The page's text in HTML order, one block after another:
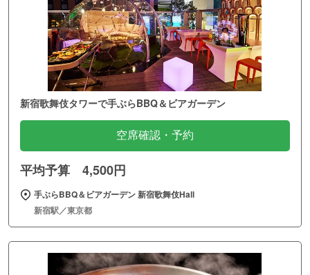
新宿歌舞伎タワーで手ぶらBBQ＆ビアガーデン
空席確認・予約
平均予算 4,500円
手ぶらBBQ＆ビアガーデン 新宿歌舞伎Hall
新宿駅／東京都